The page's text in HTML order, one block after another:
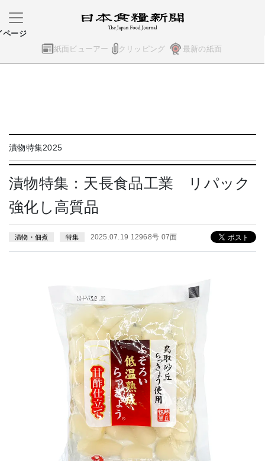
紙面ビューアー クリッピング 最新の紙面
ページ
漬物特集2025
漬物特集：天長食品工業 リパック
強化し高質品
漬物・佃煮 特集 2025.07.19 12968号 07面